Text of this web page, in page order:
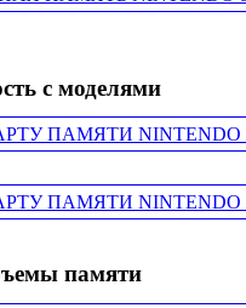
с моделями
ПАМЯТИ NINTENDO
ПАМЯТИ NINTENDO
памяти